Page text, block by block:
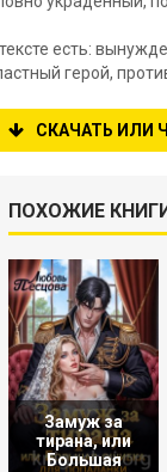
есть:
герой,
СКАЧАТЬ ИЛИ
ПОХОЖИЕ
Замуж за
тирана, или
Большая